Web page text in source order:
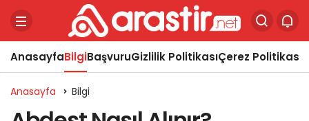
AnasayfaBilgiBaşvuruGizlilik PolitikasıÇerez Politikası
Anasayfa Bilgi